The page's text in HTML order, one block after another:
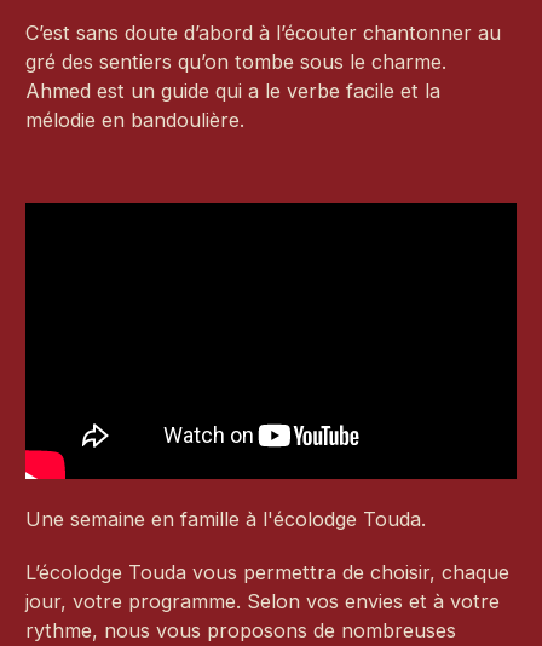
C’est sans doute d’abord à l’écouter chantonner au
gré des sentiers qu’on tombe sous le charme.
Ahmed est un guide qui a le verbe facile et la
mélodie en bandoulière.
Une semaine en famille à l'écolodge Touda.
L’écolodge Touda vous permettra de choisir, chaque
jour, votre programme. Selon vos envies et à votre
rythme, nous vous proposons de nombreuses